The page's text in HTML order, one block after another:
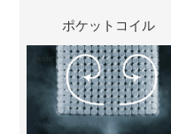
ポケットコイル